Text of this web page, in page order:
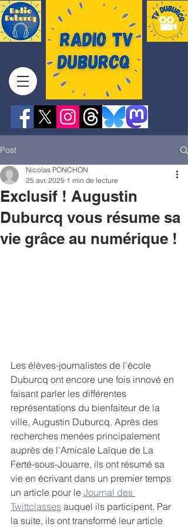
Post
Exclusif ! Augustin
Duburcq vous résume sa
vie grâce au numérique !
Nicolas PONCHON
25 avr. 2025 1 min de lecture
Les élèves-journalistes de l'école
Duburcq ont encore une fois innové en
faisant parler les différentes
représentations du bienfaiteur de la
ville, Augustin Duburcq. Après des
recherches menées principalement
auprès de l'Amicale Laïque de La
Ferté-sous-Jouarre, ils ont résumé sa
vie en écrivant dans un premier temps
un article pour le Journal des
Twittclasses auquel ils participent. Par
la suite, ils ont transformé leur article